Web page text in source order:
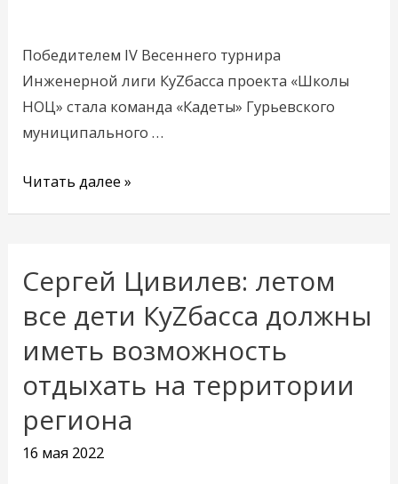
Победителем IV Весеннего турнира
Инженерной лиги КуZбасса проекта «Школы
НОЦ» стала команда «Кадеты» Гурьевского
муниципального …
Читать далее »
Сергей Цивилев: летом
все дети КуZбасса должны
иметь возможность
отдыхать на территории
региона
16 мая 2022
Сергей
Цивилев:
летом
все
дети
КуZбасса
должны
иметь